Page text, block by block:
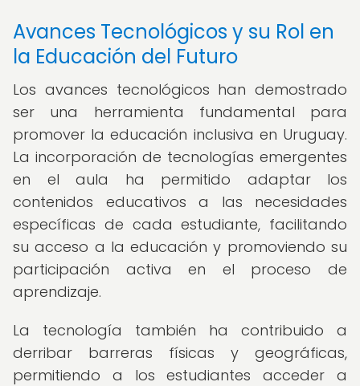
Avances Tecnológicos y su Rol en
la Educación del Futuro
Los avances tecnológicos han demostrado
ser una herramienta fundamental para
promover la educación inclusiva en Uruguay.
La incorporación de tecnologías emergentes
en el aula ha permitido adaptar los
contenidos educativos a las necesidades
específicas de cada estudiante, facilitando
su acceso a la educación y promoviendo su
participación activa en el proceso de
aprendizaje.
La tecnología también ha contribuido a
derribar barreras físicas y geográficas,
permitiendo a los estudiantes acceder a